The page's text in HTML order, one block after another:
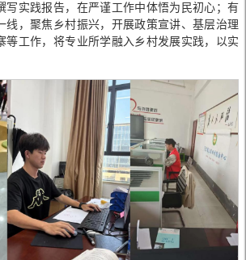
写实践报告，在严谨工作中体悟为民初心；有
线，聚焦乡村振兴，开展政策宣讲、基层治理
等工作，将专业所学融入乡村发展实践，以实